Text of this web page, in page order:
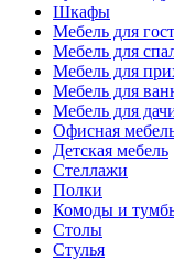
Шкафы
Мебель для
Мебель для
Мебель для
Мебель для
Мебель для
Офисная
Детская мебель
Стеллажи
Полки
Комоды и
Столы
Стулья